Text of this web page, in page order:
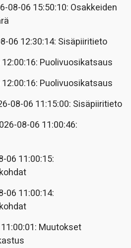
08-06 15:50:10: Osakkeiden
06 12:30:14: Sisäpiiritieto
Puolivuosikatsaus
Puolivuosikatsaus
08-06 11:15:00: Sisäpiiritieto
08-06 11:00:46:
06 11:00:15:
06 11:00:14:
Muutokset